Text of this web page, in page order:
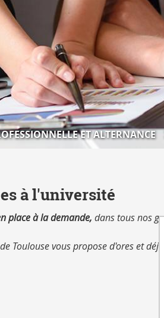
ET ALTERNANCE
à l'université
place à la demande, dans tous nos
Toulouse vous propose d'ores et